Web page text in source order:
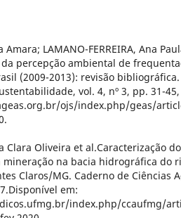
Amara; LAMANO-FERREIRA, Ana
percepção ambiental de
(2009-2013): revisão
vol. 4, nº 3, pp. 31-
ojs/index.php/geas/
Clara Oliveira et al.Caracterização
na bacia hidrográfica do
Claros/MG. Caderno de Ciências
em:
index.php/ccaufmg/